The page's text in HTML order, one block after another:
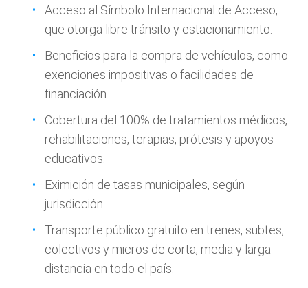
Acceso al Símbolo Internacional de Acceso,
que otorga libre tránsito y estacionamiento.
Beneficios para la compra de vehículos, como
exenciones impositivas o facilidades de
financiación.
Cobertura del 100% de tratamientos médicos,
rehabilitaciones, terapias, prótesis y apoyos
educativos.
Eximición de tasas municipales, según
jurisdicción.
Transporte público gratuito en trenes, subtes,
colectivos y micros de corta, media y larga
distancia en todo el país.